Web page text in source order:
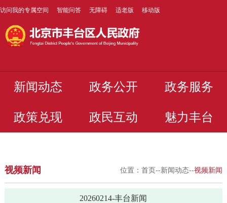
访问我的专属空间 智能问答 无障碍 适老版 移动版
新闻动态 政务公开 政务服务
政策兑现 政民互动 魅力丰台
视频新闻 位置：首页--新闻动态--视频新闻
20260214-丰台新闻